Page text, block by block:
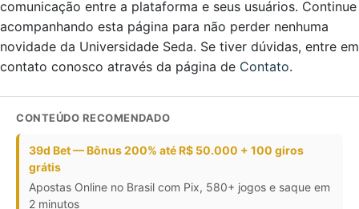
comunicação entre a plataforma e seus usuários. Continue
acompanhando esta página para não perder nenhuma
novidade da Universidade Seda. Se tiver dúvidas, entre em
contato conosco através da página de Contato.
CONTEÚDO RECOMENDADO
39d Bet — Bônus 200% até R$ 50.000 + 100 giros
grátis
Apostas Online no Brasil com Pix, 580+ jogos e saque em
2 minutos